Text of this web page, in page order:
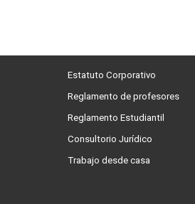
Estatuto Corporativo
Reglamento de profesores
Reglamento Estudiantil
Consultorio Jurídico
Trabajo desde casa